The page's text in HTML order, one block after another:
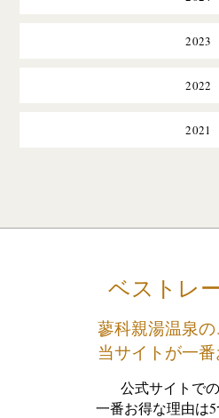
2023
2022
2021
ベストレ
蓼科親湯温泉の
当サイトが一番
公式サイトで
一番お得な理由は5